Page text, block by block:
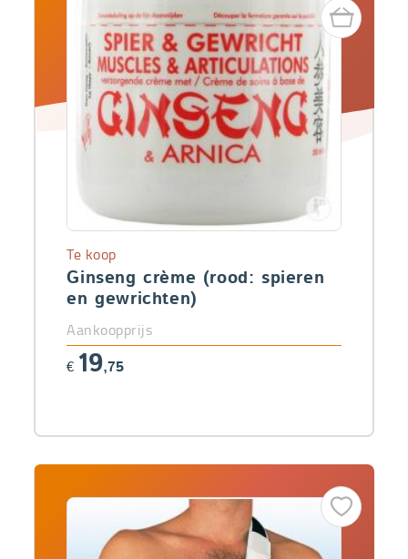
Ginseng crème (rood: spieren
en gewrichten)
Te koop
Aankoopprijs
€ 19,75